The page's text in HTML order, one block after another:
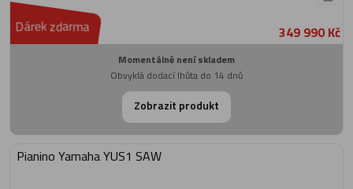
Dárek zdarma 349 990 Kč
Momentálně není skladem
Obvyklá dodací lhůta do 14 dnů
Zobrazit produkt
Pianino Yamaha YUS1 SAW